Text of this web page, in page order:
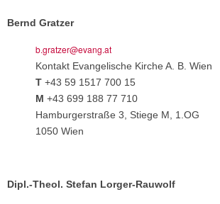
Bernd Gratzer
b.gratzer@evang.at
Kontakt Evangelische Kirche A. B. Wien
T +43 59 1517 700 15
M +43 699 188 77 710
Hamburgerstraße 3, Stiege M, 1.OG
1050 Wien
Dipl.-Theol. Stefan Lorger-Rauwolf